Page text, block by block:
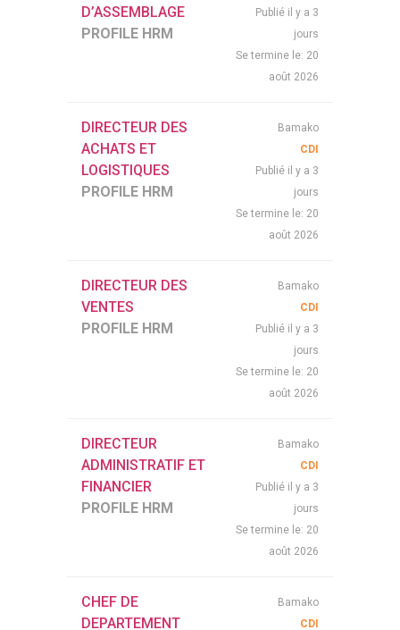
D’ASSEMBLAGE
PROFILE HRM
Publié il y a 3
jours
Se termine le: 20
août 2026
DIRECTEUR DES
ACHATS ET
LOGISTIQUES
PROFILE HRM
Bamako
CDI
Publié il y a 3
jours
Se termine le: 20
août 2026
DIRECTEUR DES
VENTES
PROFILE HRM
Bamako
CDI
Publié il y a 3
jours
Se termine le: 20
août 2026
DIRECTEUR
ADMINISTRATIF ET
FINANCIER
PROFILE HRM
Bamako
CDI
Publié il y a 3
jours
Se termine le: 20
août 2026
CHEF DE
DEPARTEMENT
Bamako
CDI